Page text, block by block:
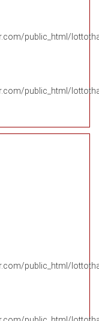
public_html/
public_html/
public_html/